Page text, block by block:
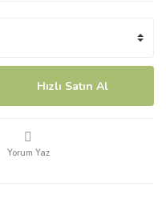
Hızlı Satın Al
Yorum Yaz